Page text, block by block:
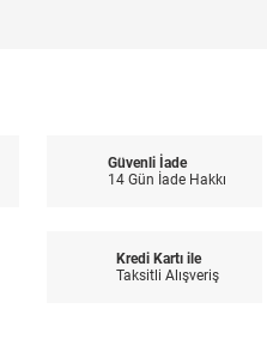
Güvenli İade
14 Gün İade Hakkı
Kredi Kartı ile
Taksitli Alışveriş